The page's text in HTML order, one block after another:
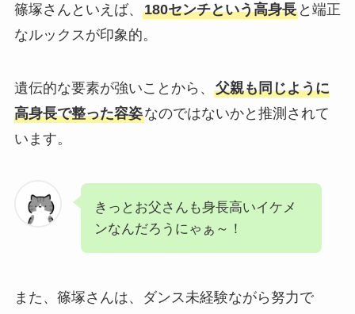
篠塚さんといえば、 180センチという高身長と端正
なルックスが印象的。
遺伝的な要素が強いことから、 父親も同じように
高身長で整った容姿なのではないかと推測されて
います。
きっとお父さんも身長高いイケメ
ンなんだろうにゃぁ～！
また、篠塚さんは、ダンス未経験ながら努力で